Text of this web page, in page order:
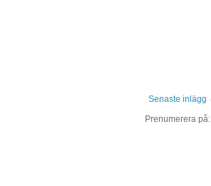
Senaste inlägg
Prenumerera på: